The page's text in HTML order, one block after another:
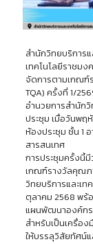
สำนักวิทยบริการแ
เทคโนโลยีราชม
จัดการตามเกณฑ์
TQA) ครั้งที่ 1/
อำนวยการสำนักวิ
ประชุม เมื่อวันพฤ
ห้องประชุม ชั้น 1
สารสนเทศ
การประชุมครั้งนี้
เกณฑ์รางวัลคุณภ
วิทยบริการและเท
ตุลาคม 2568 พร้
แผนพัฒนาองค์กร
สำหรับเป็นเครื่อ
ให้บรรลุวิสัยทัศน์